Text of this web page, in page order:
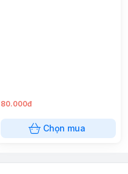
80.000đ
Chọn mua